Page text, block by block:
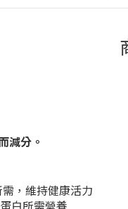
減分。
，維持健康活力
白所需營養